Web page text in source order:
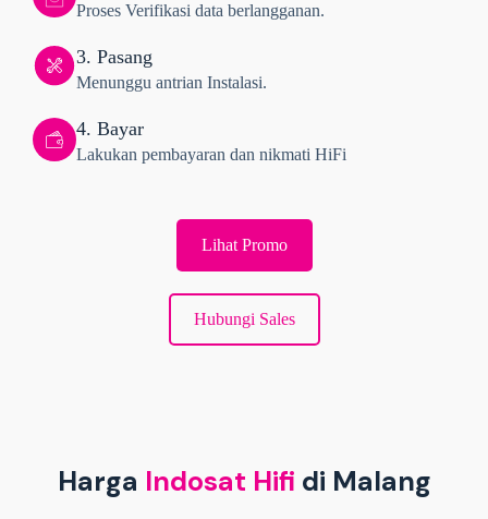
Proses Verifikasi data berlangganan.
3. Pasang
Menunggu antrian Instalasi.
4. Bayar
Lakukan pembayaran dan nikmati HiFi
Lihat Promo
Hubungi Sales
Harga Indosat Hifi di Malang